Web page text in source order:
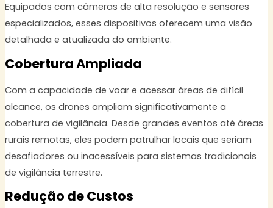
Equipados com câmeras de alta resolução e sensores
especializados, esses dispositivos oferecem uma visão
detalhada e atualizada do ambiente.
Cobertura Ampliada
Com a capacidade de voar e acessar áreas de difícil
alcance, os drones ampliam significativamente a
cobertura de vigilância. Desde grandes eventos até áreas
rurais remotas, eles podem patrulhar locais que seriam
desafiadores ou inacessíveis para sistemas tradicionais
de vigilância terrestre.
Redução de Custos